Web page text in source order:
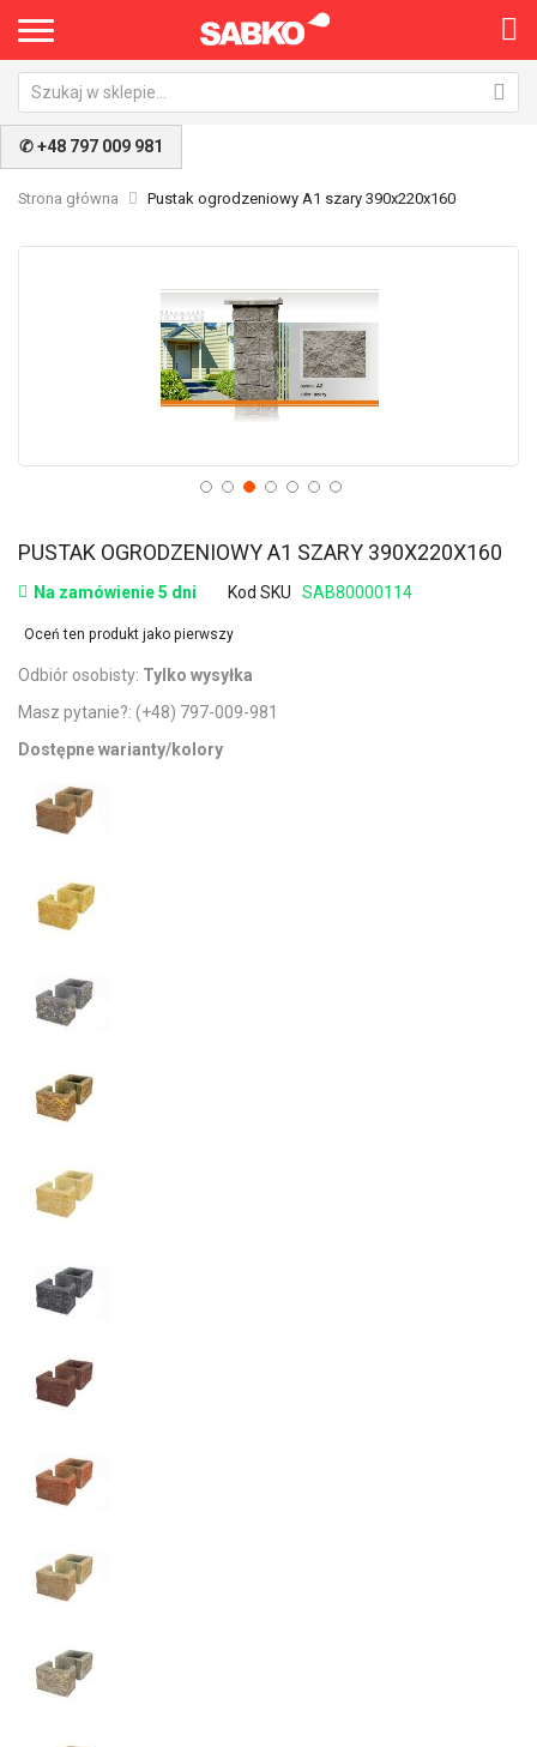
✆ +48 797 009 981
Strona główna Pustak ogrodzeniowy A1 szary 390x220x160
PUSTAK OGRODZENIOWY A1 SZARY 390X220X160
Na zamówienie 5 dni Kod SKU SAB80000114
Oceń ten produkt jako pierwszy
Odbiór osobisty: Tylko wysyłka
Masz pytanie?: (+48) 797-009-981
Dostępne warianty/kolory